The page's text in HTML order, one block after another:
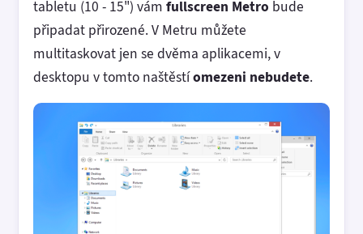
tabletu (10 - 15") vám fullscreen Metro bude
připadat přirozené. V Metru můžete
multitaskovat jen se dvěma aplikacemi, v
desktopu v tomto naštěstíomezeni nebudete.